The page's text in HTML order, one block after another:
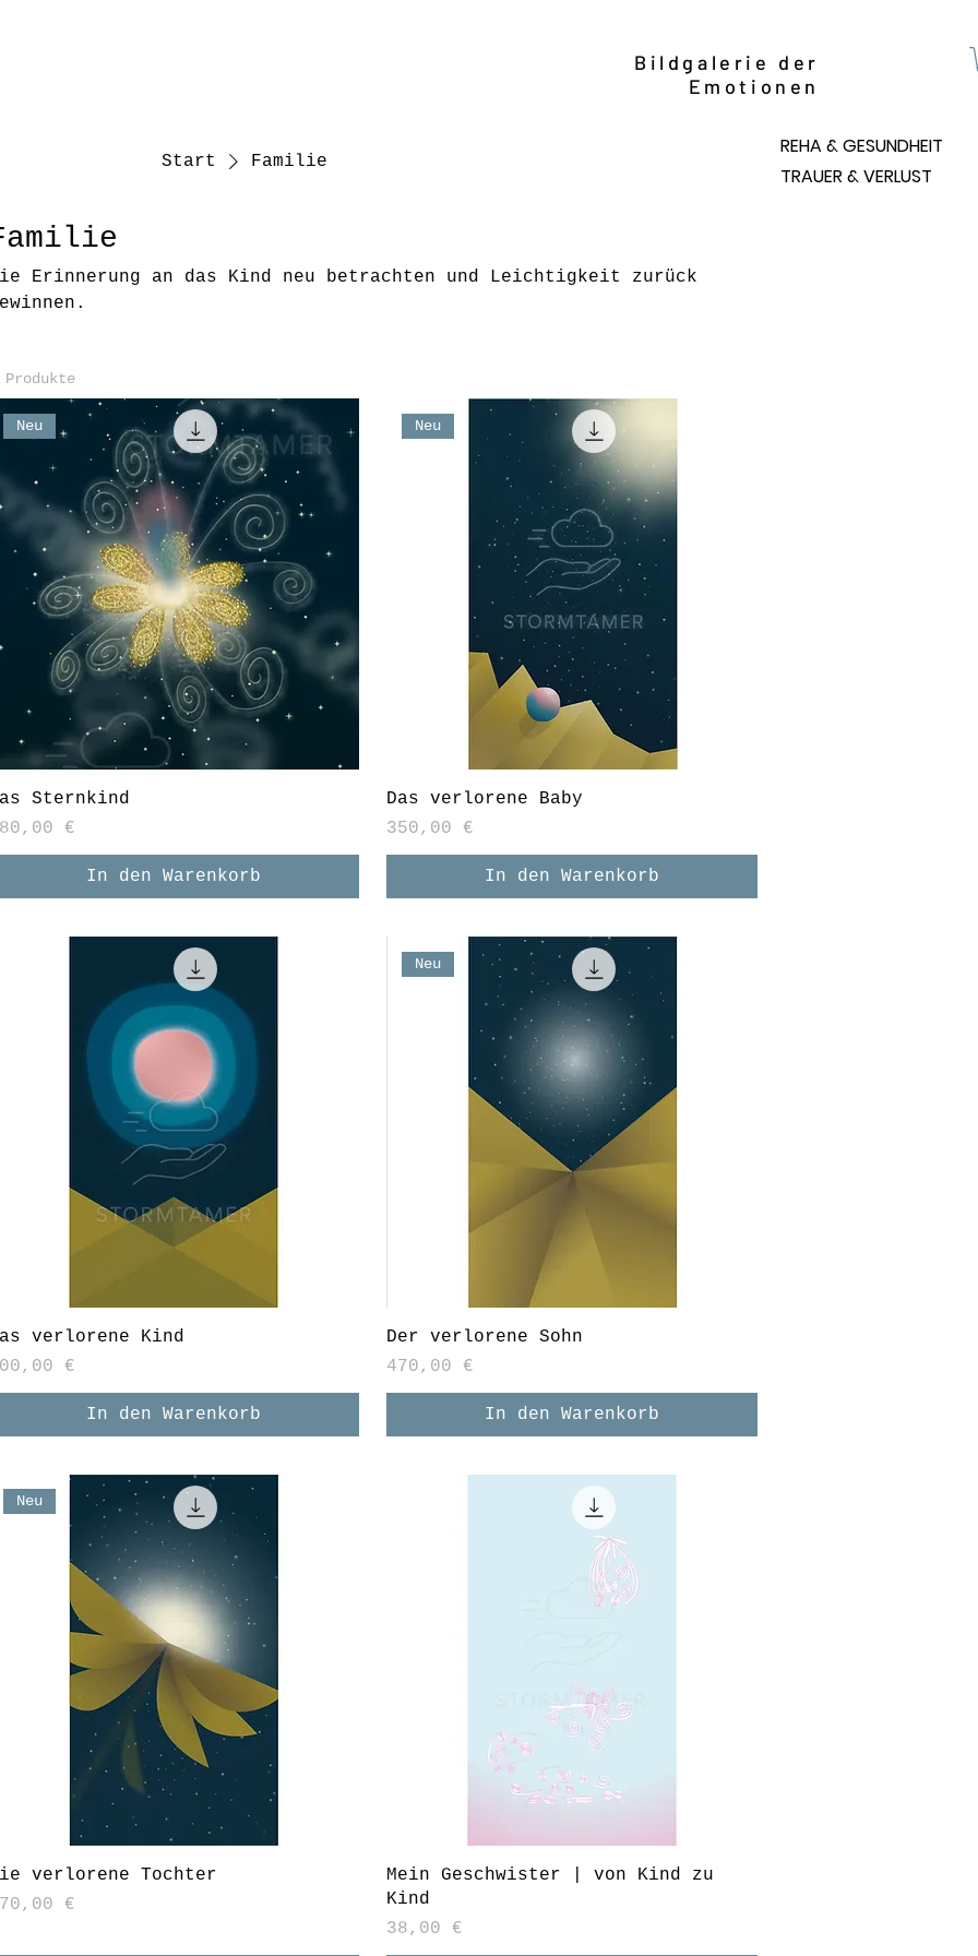
REHA & GESUNDHEIT
TRAUER & VERLUST
Bildgalerie der
Emotionen
Start Familie
Erinnerung an das Kind neu betrachten und Leichtigkeit zurück
Produkte
Neu
Sternkind
€
In den Warenkorb
Neu
Das verlorene Baby
Preis
350,00 €
In den Warenkorb
verlorene Kind
€
In den Warenkorb
Neu
Der verlorene Sohn
Preis
470,00 €
In den Warenkorb
Neu
verlorene Tochter
€
Mein Geschwister | von Kind zu
Kind
Preis
38,00 €